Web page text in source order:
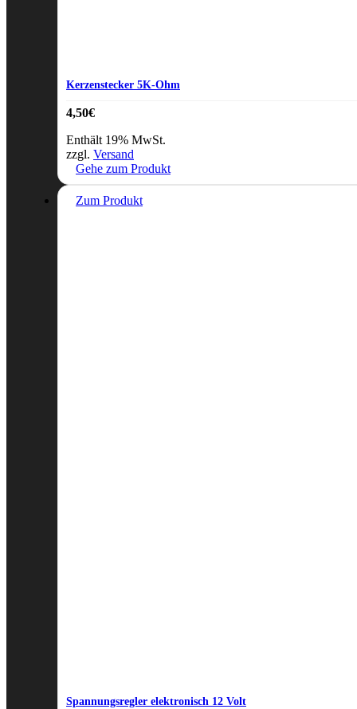
Kerzenstecker 5K-Ohm
4,50€
Enthält 19% MwSt.
zzgl. Versand
Gehe zum Produkt
Zum Produkt
Spannungsregler elektronisch 12 Volt